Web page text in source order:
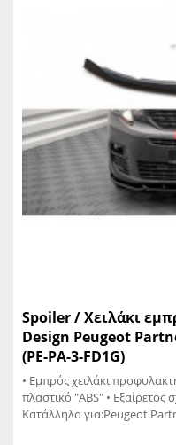
Spoiler / Χειλάκι
Design Peugeot
(PE-PA-3-FD1G)
• Εμπρός χειλάκι
πλαστικό "ABS" • Εξαίρετος
Κατάλληλο για:Peugeot